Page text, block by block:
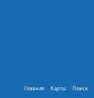
Главная Карты Поиск